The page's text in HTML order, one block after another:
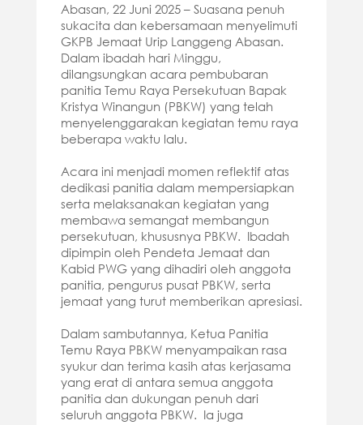
Abasan, 22 Juni 2025 – Suasana penuh
sukacita dan kebersamaan menyelimuti
GKPB Jemaat Urip Langgeng Abasan.
Dalam ibadah hari Minggu,
dilangsungkan acara pembubaran
panitia Temu Raya Persekutuan Bapak
Kristya Winangun (PBKW) yang telah
menyelenggarakan kegiatan temu raya
beberapa waktu lalu.
Acara ini menjadi momen reflektif atas
dedikasi panitia dalam mempersiapkan
serta melaksanakan kegiatan yang
membawa semangat membangun
persekutuan, khususnya PBKW. Ibadah
dipimpin oleh Pendeta Jemaat dan
Kabid PWG yang dihadiri oleh anggota
panitia, pengurus pusat PBKW, serta
jemaat yang turut memberikan apresiasi.
Dalam sambutannya, Ketua Panitia
Temu Raya PBKW menyampaikan rasa
syukur dan terima kasih atas kerjasama
yang erat di antara semua anggota
panitia dan dukungan penuh dari
seluruh anggota PBKW. Ia juga